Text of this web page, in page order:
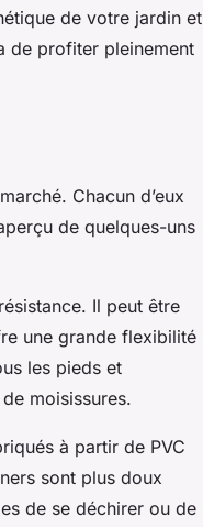
de votre jardin et
de profiter pleinement
Chacun d’eux
de quelques-uns
Il peut être
une grande flexibilité
les pieds et
moisissures.
à partir de PVC
sont plus doux
de se déchirer ou de